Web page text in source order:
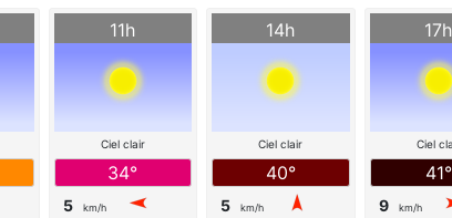
11h
Ciel clair
34°
5 km/h
14h
Ciel clair
40°
5 km/h
17h
Ciel
41°
9 km/h